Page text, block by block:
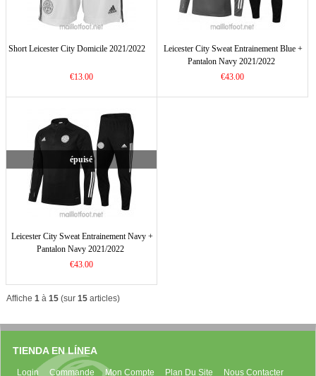
Short Leicester City Domicile 2021/2022
€13.00
Leicester City Sweat Entrainement Blue +
Pantalon Navy 2021/2022
€43.00
épuisé
Leicester City Sweat Entrainement Navy +
Pantalon Navy 2021/2022
€43.00
Affiche 1à 15(sur 15articles)
TIENDA EN LÍNEA
Login Commande Mon Compte Plan Du Site Nous Contacter